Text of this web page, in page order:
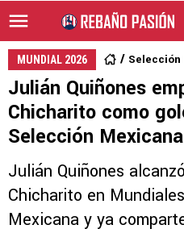
MUNDIAL 2026
Julián Quiñones
Chicharito como
Selección
Julián Quiñones
Chicharito en
Mexicana y ya